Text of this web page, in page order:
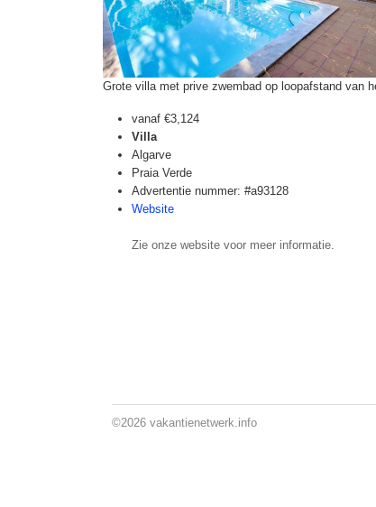
Grote villa met prive zwembad op loopafstand van
vanaf €3,124
Villa
Algarve
Praia Verde
Advertentie nummer: #a93128
Website
Zie onze website voor meer informatie.
©2026 vakantienetwerk.info